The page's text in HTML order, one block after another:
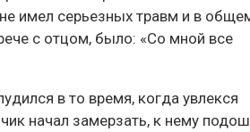
имел серьезных травм и в
с отцом, было: «Со мной все
в то время, когда увлекся
начал замерзать, к нему